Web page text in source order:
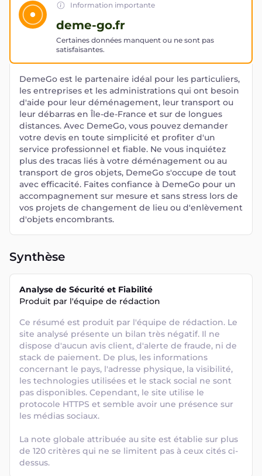
Information importante
deme-go.fr
Certaines données manquent ou ne sont pas
satisfaisantes.
DemeGo est le partenaire idéal pour les particuliers,
les entreprises et les administrations qui ont besoin
d'aide pour leur déménagement, leur transport ou
leur débarras en Île-de-France et sur de longues
distances. Avec DemeGo, vous pouvez demander
votre devis en toute simplicité et profiter d'un
service professionnel et fiable. Ne vous inquiétez
plus des tracas liés à votre déménagement ou au
transport de gros objets, DemeGo s'occupe de tout
avec efficacité. Faites confiance à DemeGo pour un
accompagnement sur mesure et sans stress lors de
vos projets de changement de lieu ou d'enlèvement
d'objets encombrants.
Synthèse
Analyse de Sécurité et Fiabilité
Produit par l'équipe de rédaction
Ce résumé est produit par l'équipe de rédaction. Le
site analysé présente un bilan très négatif. Il ne
dispose d'aucun avis client, d'alerte de fraude, ni de
stack de paiement. De plus, les informations
concernant le pays, l'adresse physique, la visibilité,
les technologies utilisées et le stack social ne sont
pas disponibles. Cependant, le site utilise le
protocole HTTPS et semble avoir une présence sur
les médias sociaux.
La note globale attribuée au site est établie sur plus
de 120 critères qui ne se limitent pas à ceux cités ci-
dessus.